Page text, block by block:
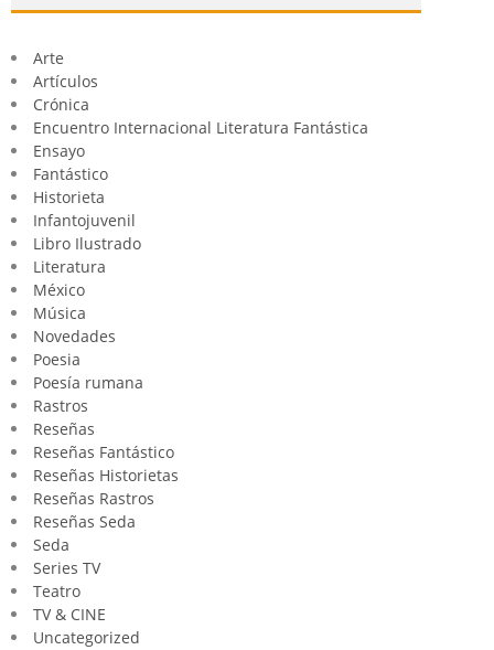
Arte
Artículos
Crónica
Encuentro Internacional Literatura Fantástica
Ensayo
Fantástico
Historieta
Infantojuvenil
Libro Ilustrado
Literatura
México
Música
Novedades
Poesia
Poesía rumana
Rastros
Reseñas
Reseñas Fantástico
Reseñas Historietas
Reseñas Rastros
Reseñas Seda
Seda
Series TV
Teatro
TV & CINE
Uncategorized